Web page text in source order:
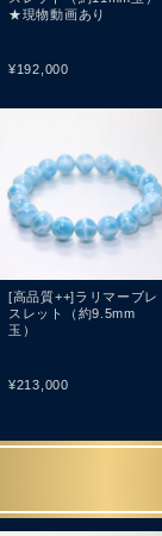
★現物動画あり
¥192,000
[高品質++]ラリマーブレ
スレット（約9.5mm
玉）
¥213,000